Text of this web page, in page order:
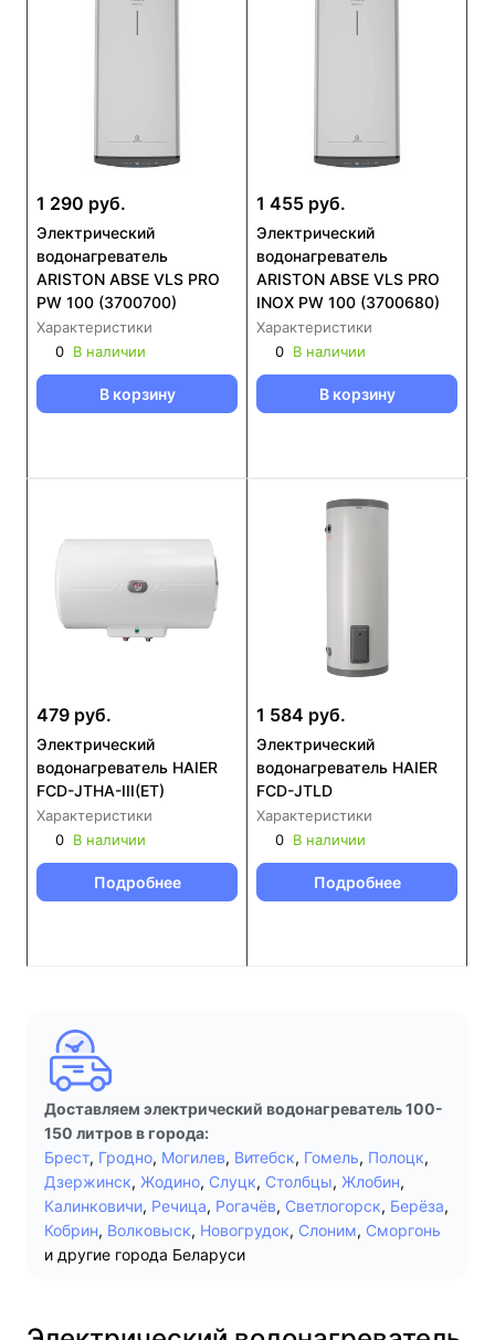
1 290 руб.
Электрический
водонагреватель
ARISTON ABSE VLS PRO
PW 100 (3700700)
Характеристики
0 В наличии
В корзину
1 455 руб.
Электрический
водонагреватель
ARISTON ABSE VLS PRO
INOX PW 100 (3700680)
Характеристики
0 В наличии
В корзину
479 руб.
Электрический
водонагреватель HAIER
FCD-JTHA-III(ET)
Характеристики
0 В наличии
Подробнее
1 584 руб.
Электрический
водонагреватель HAIER
FCD-JTLD
Характеристики
0 В наличии
Подробнее
Доставляем электрический водонагреватель 100-
150 литров в города:
Брест, Гродно, Могилев, Витебск, Гомель, Полоцк,
Дзержинск, Жодино, Слуцк, Столбцы, Жлобин,
Калинковичи, Речица, Рогачёв, Светлогорск, Берёза,
Кобрин, Волковыск, Новогрудок, Слоним, Сморгонь
и другие города Беларуси